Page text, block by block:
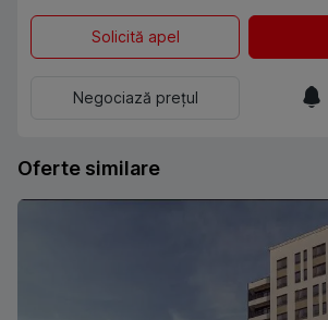
Solicită apel
Negociază prețul
Oferte similare